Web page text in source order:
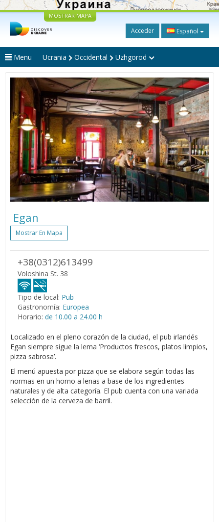
MOSTRAR MAPA
Acceder Español
Menu Ucrania Occidental Uzhgorod
Egan
Mostrar En Mapa
+38(0312)613499
Voloshina St. 38
Tipo de local: Pub
Gastronomía: Europea
Horario: de 10.00 a 24.00 h
Localizado en el pleno corazón de la ciudad, el pub irlandés
Egan siempre sigue la lema ‘Productos frescos, platos limpios,
pizza sabrosa’.
El menú apuesta por pizza que se elabora según todas las
normas en un horno a leñas a base de los ingredientes
naturales y de alta categoría. El pub cuenta con una variada
selección de la cerveza de barril.